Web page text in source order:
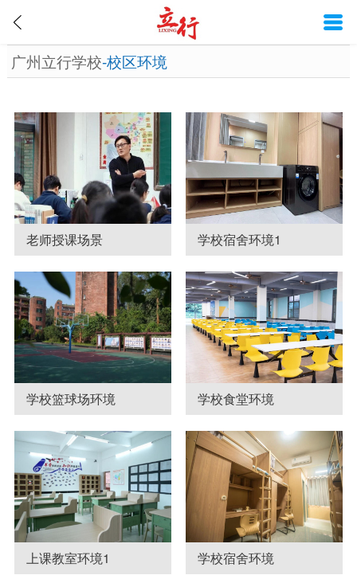
广州立行学校‌-校区环境
老师授课场景 学校宿舍环境1
学校篮球场环境 学校食堂环境
上课教室环境1 学校宿舍环境